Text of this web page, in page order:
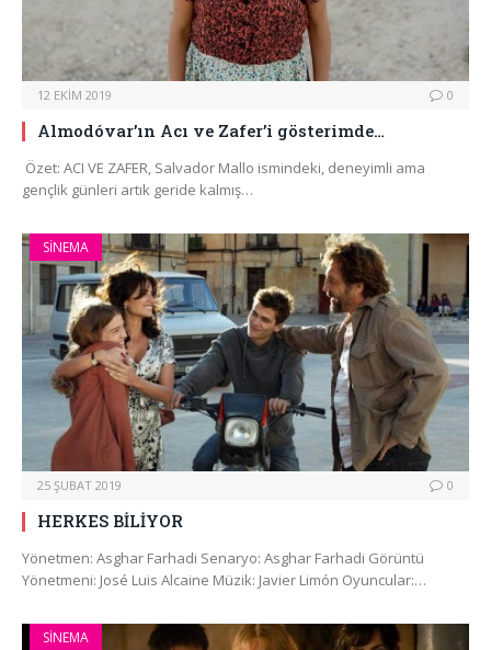
12 EKIM 2019 0
Almodóvar’ın Acı ve Zafer’i gösterimde…
​ Özet: ACI VE ZAFER, Salvador Mallo ismindeki, deneyimli ama
gençlik günleri artık geride kalmış…
SINEMA
25 ŞUBAT 2019 0
HERKES BİLİYOR
Yönetmen: Asghar Farhadi Senaryo: Asghar Farhadi Görüntü
Yönetmeni: José Luis Alcaine Müzik: Javier Limón Oyuncular:…
SINEMA